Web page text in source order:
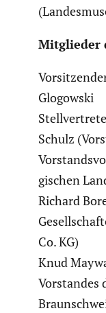
Mitglieder
Glogowski
Schulz
gi­schen
Richard
Co. KG)
Knud
Vorstandes